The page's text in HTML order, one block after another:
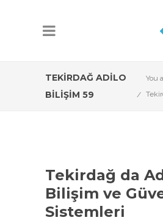
TEKIRDAĞ ADILO
BILIŞIM 59
You
Tekirdağ da
Bilişim ve
Sistemleri